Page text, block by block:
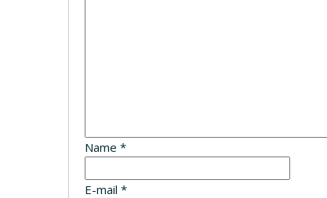
Name *
E-mail *